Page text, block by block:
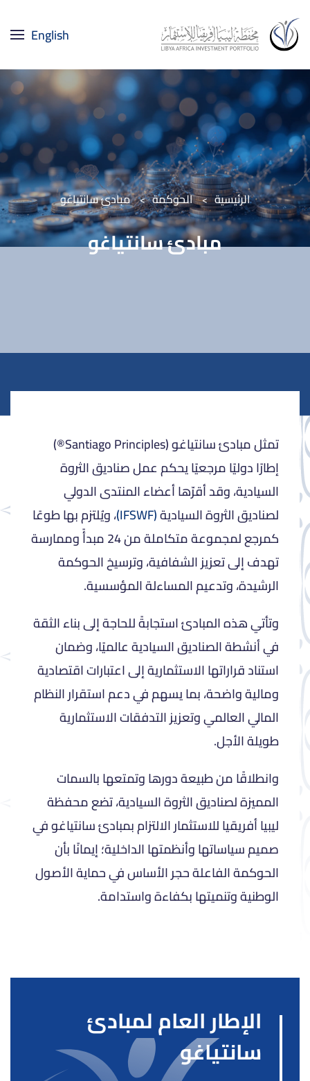
Skip to main content
English
مبادئ سانتياغو
الرئيسية الحوكمة مبادئ سانتياغو
تمثل مبادئ سانتياغو (Santiago Principles®)
إطارًا دوليًا مرجعيًا يحكم عمل صناديق الثروة
السيادية، وقد أقرّها أعضاء المنتدى الدولي
لصناديق الثروة السيادية(IFSWF)
، ويُلتزم بها طوعًا
كمرجع لمجموعة متكاملة من 24 مبدأً وممارسة
تهدف إلى تعزيز الشفافية، وترسيخ الحوكمة
الرشيدة، وتدعيم المساءلة المؤسسية.
وتأتي هذه المبادئ استجابةً للحاجة إلى بناء الثقة
في أنشطة الصناديق السيادية عالميًا، وضمان
استناد قراراتها الاستثمارية إلى اعتبارات اقتصادية
ومالية واضحة، بما يسهم في دعم استقرار النظام
المالي العالمي وتعزيز التدفقات الاستثمارية
طويلة الأجل.
وانطلاقًا من طبيعة دورها وتمتعها بالسمات
المميزة لصناديق الثروة السيادية، تضع محفظة
ليبيا أفريقيا للاستثمار الالتزام بمبادئ سانتياغو في
صميم سياساتها وأنظمتها الداخلية؛ إيمانًا بأن
الحوكمة الفاعلة حجر الأساس في حماية الأصول
الوطنية وتنميتها بكفاءة واستدامة.
الإطار العام لمبادئ
سانتياغو